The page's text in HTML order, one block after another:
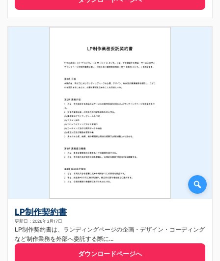
LP制作契約書
更新日：2026年3月17日
LP制作契約書は、ランディングページの企画・デザイン・コーディング
など制作業務を外部へ委託する際に...
ダウンロードページへ